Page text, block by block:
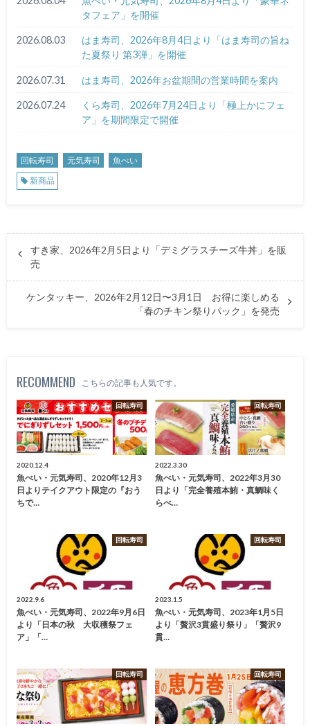
タフェア」を開催
2026.08.03
はま寿司、2026年8月4日より「はま寿司の旨ね
た夏祭り 第3弾」を開催
2026.07.31 はま寿司、2026年お盆期間の営業時間を案内
2026.07.24
くら寿司、2026年7月24日より「極上かにフェ
ア」を期間限定で開催
回転寿司 元気寿司
魚べい
新商品
すき家、2026年2月5日より「デミグラスチーズ牛丼」を販
売
ケンタッキー、2026年2月12日〜3月1日 お得に楽しめる
「春のチキン祭りパック」を発売
RECOMMEND こちらの記事も人気です。
回転寿司
2020.12.4
魚べい・元気寿司、2020年12月3
日よりテイクアウト限定の『おう
ちで…
回転寿司
2022.3.30
魚べい・元気寿司、2022年3月30
日より「完全養殖本鮪・真鯛味く
らべ…
回転寿司
2022.9.6
魚べい・元気寿司、2022年9月6日
より「日本の秋 大収穫祭フェ
ア」「…
回転寿司
2023.1.5
魚べい・元気寿司、2023年1月5日
より「贅沢3貫盛り祭り」「贅沢9
貫…
回転寿司 回転寿司